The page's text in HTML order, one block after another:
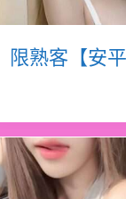
限熟客【安